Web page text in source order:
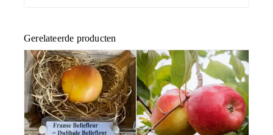
Gerelateerde producten